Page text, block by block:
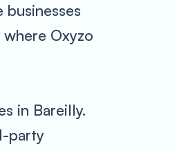
Oxyzo
in Bareilly.
party